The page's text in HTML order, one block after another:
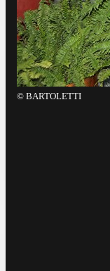
© BARTOLETTI